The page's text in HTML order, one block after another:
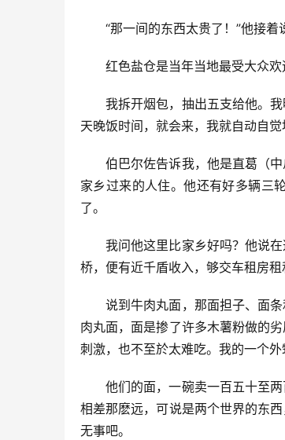
“那一间的东西太贵了！”他接着
红色盐仓是当年当地最受大众
我拆开烟包，抽出五支给他。
天晚饭时间，就会来，我就自动自
伯巴尔佐告诉我，他是直葛（
家乡过来的人住。他还有好多辆三
了。
我问他这里比家乡好吗？他说
桥，便有近千盾收入，够交车租房租
说到牛肉丸面，那面担子、面
肉丸面，面是掺了许多木薯粉做的
刺激，也不至於太难吃。我的一个
他们的面，一碗卖一百五十至
相差那麽远，可说是两个世界的东
无事吧。